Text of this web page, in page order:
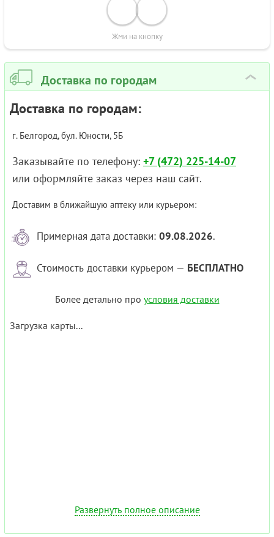
Жми на кнопку
Доставка по городам ›
Доставка по городам:
г. Белгород, бул. Юности, 5Б
Заказывайте по телефону: +7 (472) 225-14-07
или оформляйте заказ через наш сайт.
Доставим в ближайшую аптеку или курьером:
Примерная дата доставки: 09.08.2026.
Стоимость доставки курьером — БЕСПЛАТНО
Более детально про условия доставки
Загрузка карты...
Развернуть полное описание